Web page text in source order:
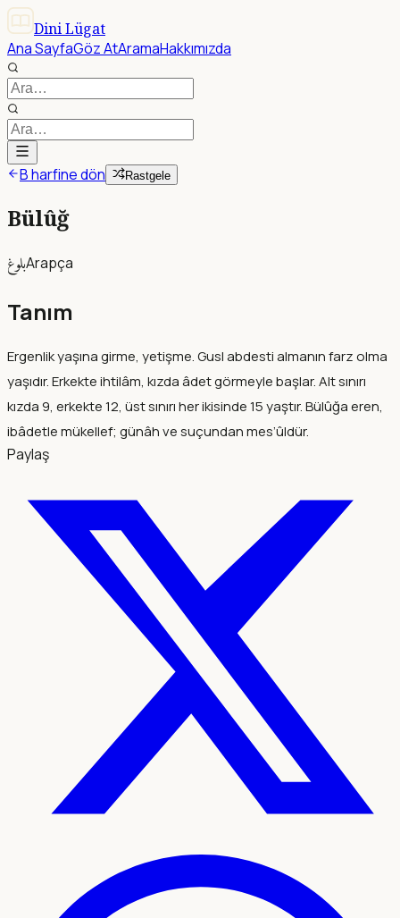
Dini Lügat
Ana SayfaGöz AtAramaHakkımızda
B harfine dön Rastgele
Bülûğ
بلوغArapça
Tanım
Ergenlik yaşına girme, yetişme. Gusl abdesti almanın farz olma
yaşıdır. Erkekte ihtilâm, kızda âdet görmeyle başlar. Alt sınırı
kızda 9, erkekte 12, üst sınırı her ikisinde 15 yaştır. Bülûğa eren,
ibâdetle mükellef; günâh ve suçundan mes’ûldür.
Paylaş